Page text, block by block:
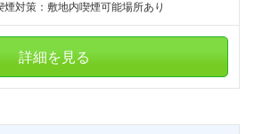
煙対策：敷地内喫煙可能場所あり
詳細を見る